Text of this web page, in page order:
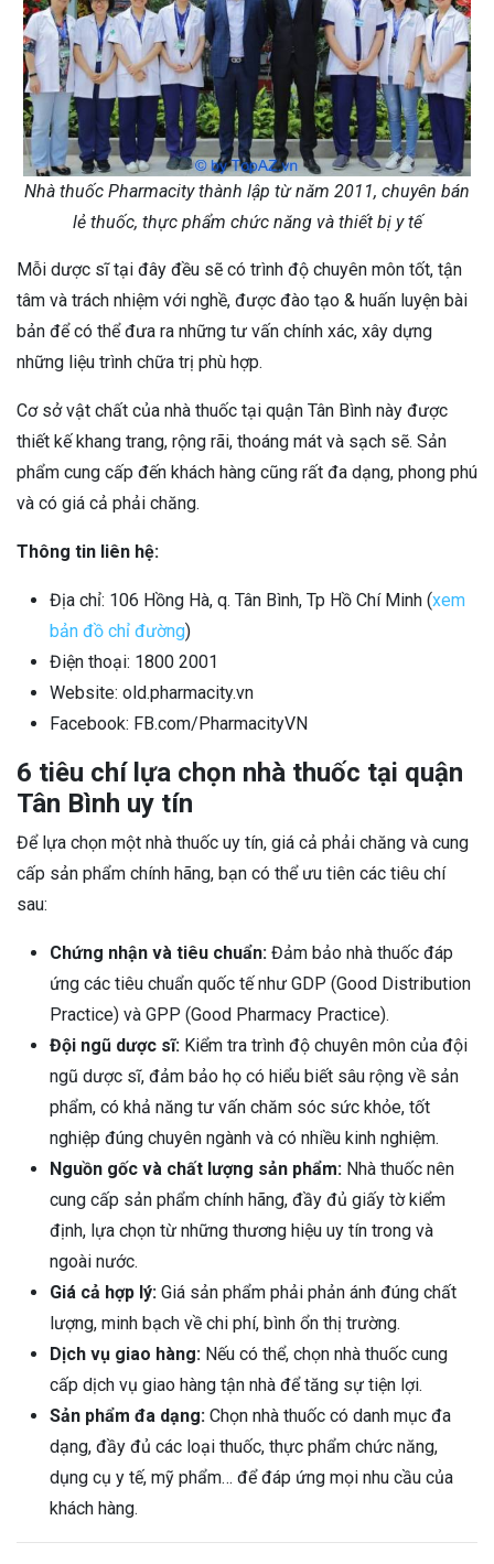
Nhà thuốc Pharmacity thành lập từ năm 2011, chuyên bán
lẻ thuốc, thực phẩm chức năng và thiết bị y tế
Mỗi dược sĩ tại đây đều sẽ có trình độ chuyên môn tốt, tận
tâm và trách nhiệm với nghề, được đào tạo & huấn luyện bài
bản để có thể đưa ra những tư vấn chính xác, xây dựng
những liệu trình chữa trị phù hợp.
Cơ sở vật chất của nhà thuốc tại quận Tân Bình này được
thiết kế khang trang, rộng rãi, thoáng mát và sạch sẽ. Sản
phẩm cung cấp đến khách hàng cũng rất đa dạng, phong phú
và có giá cả phải chăng.
Thông tin liên hệ:
Địa chỉ: 106 Hồng Hà, q. Tân Bình, Tp Hồ Chí Minh (xem
bản đồ chỉ đường)
Điện thoại: 1800 2001
Website: old.pharmacity.vn
Facebook: FB.com/PharmacityVN
6 tiêu chí lựa chọn nhà thuốc tại quận
Tân Bình uy tín
Để lựa chọn một nhà thuốc uy tín, giá cả phải chăng và cung
cấp sản phẩm chính hãng, bạn có thể ưu tiên các tiêu chí
sau:
Chứng nhận và tiêu chuẩn: Đảm bảo nhà thuốc đáp
ứng các tiêu chuẩn quốc tế như GDP (Good Distribution
Practice) và GPP (Good Pharmacy Practice).
Đội ngũ dược sĩ: Kiểm tra trình độ chuyên môn của đội
ngũ dược sĩ, đảm bảo họ có hiểu biết sâu rộng về sản
phẩm, có khả năng tư vấn chăm sóc sức khỏe, tốt
nghiệp đúng chuyên ngành và có nhiều kinh nghiệm.
Nguồn gốc và chất lượng sản phẩm: Nhà thuốc nên
cung cấp sản phẩm chính hãng, đầy đủ giấy tờ kiểm
định, lựa chọn từ những thương hiệu uy tín trong và
ngoài nước.
Giá cả hợp lý: Giá sản phẩm phải phản ánh đúng chất
lượng, minh bạch về chi phí, bình ổn thị trường.
Dịch vụ giao hàng: Nếu có thể, chọn nhà thuốc cung
cấp dịch vụ giao hàng tận nhà để tăng sự tiện lợi.
Sản phẩm đa dạng: Chọn nhà thuốc có danh mục đa
dạng, đầy đủ các loại thuốc, thực phẩm chức năng,
dụng cụ y tế, mỹ phẩm… để đáp ứng mọi nhu cầu của
khách hàng.